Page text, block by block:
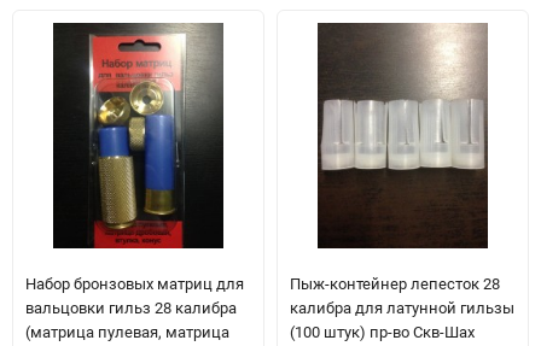
Набор бронзовых матриц для
вальцовки гильз 28 калибра
(матрица пулевая, матрица
Пыж-контейнер лепесток 28
калибра для латунной гильзы
(100 штук) пр-во Скв-Шах